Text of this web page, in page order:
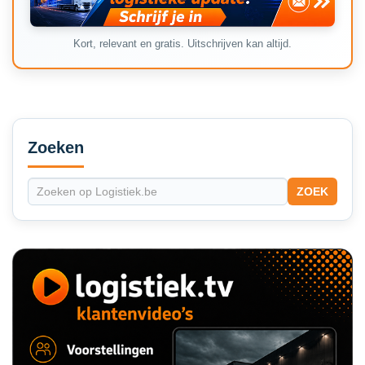
Kort, relevant en gratis. Uitschrijven kan altijd.
Secondary
Sidebar
Zoeken
ZOEK